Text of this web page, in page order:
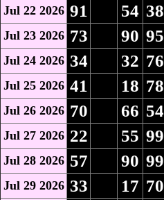
Jul 22 2026 91 54 38
Jul 23 2026 73 90 95
Jul 24 2026 34 32 76
Jul 25 2026 41 18 78
Jul 26 2026 70 66 54
Jul 27 2026 22 55 99
Jul 28 2026 57 90 99
Jul 29 2026 33 17 70